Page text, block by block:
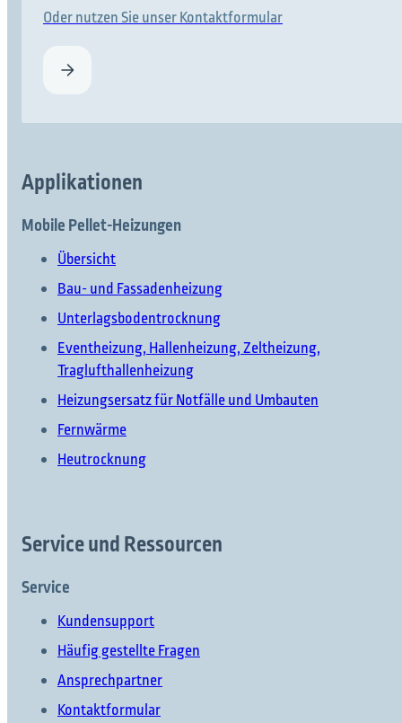
Oder nutzen Sie unser Kontaktformular
Applikationen
Mobile Pellet-Heizungen
Übersicht
Bau- und Fassadenheizung
Unterlagsbodentrocknung
Eventheizung, Hallenheizung, Zeltheizung,
Traglufthallenheizung
Heizungsersatz für Notfälle und Umbauten
Fernwärme
Heutrocknung
Service und Ressourcen
Service
Kundensupport
Häufig gestellte Fragen
Ansprechpartner
Kontaktformular